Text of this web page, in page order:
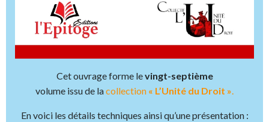
Cet ouvrage forme levingt-septième
volume issu de lacollection « L’Unité du Droit ».
En voici les détails techniques ainsi qu’une présentation :